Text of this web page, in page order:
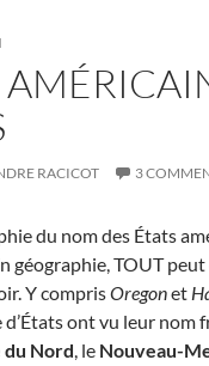
RACICOT 3
du nom des États
géographie, TOUT
Y comprisOregonet
ont vu leur nom
du Nord, le Nouveau-